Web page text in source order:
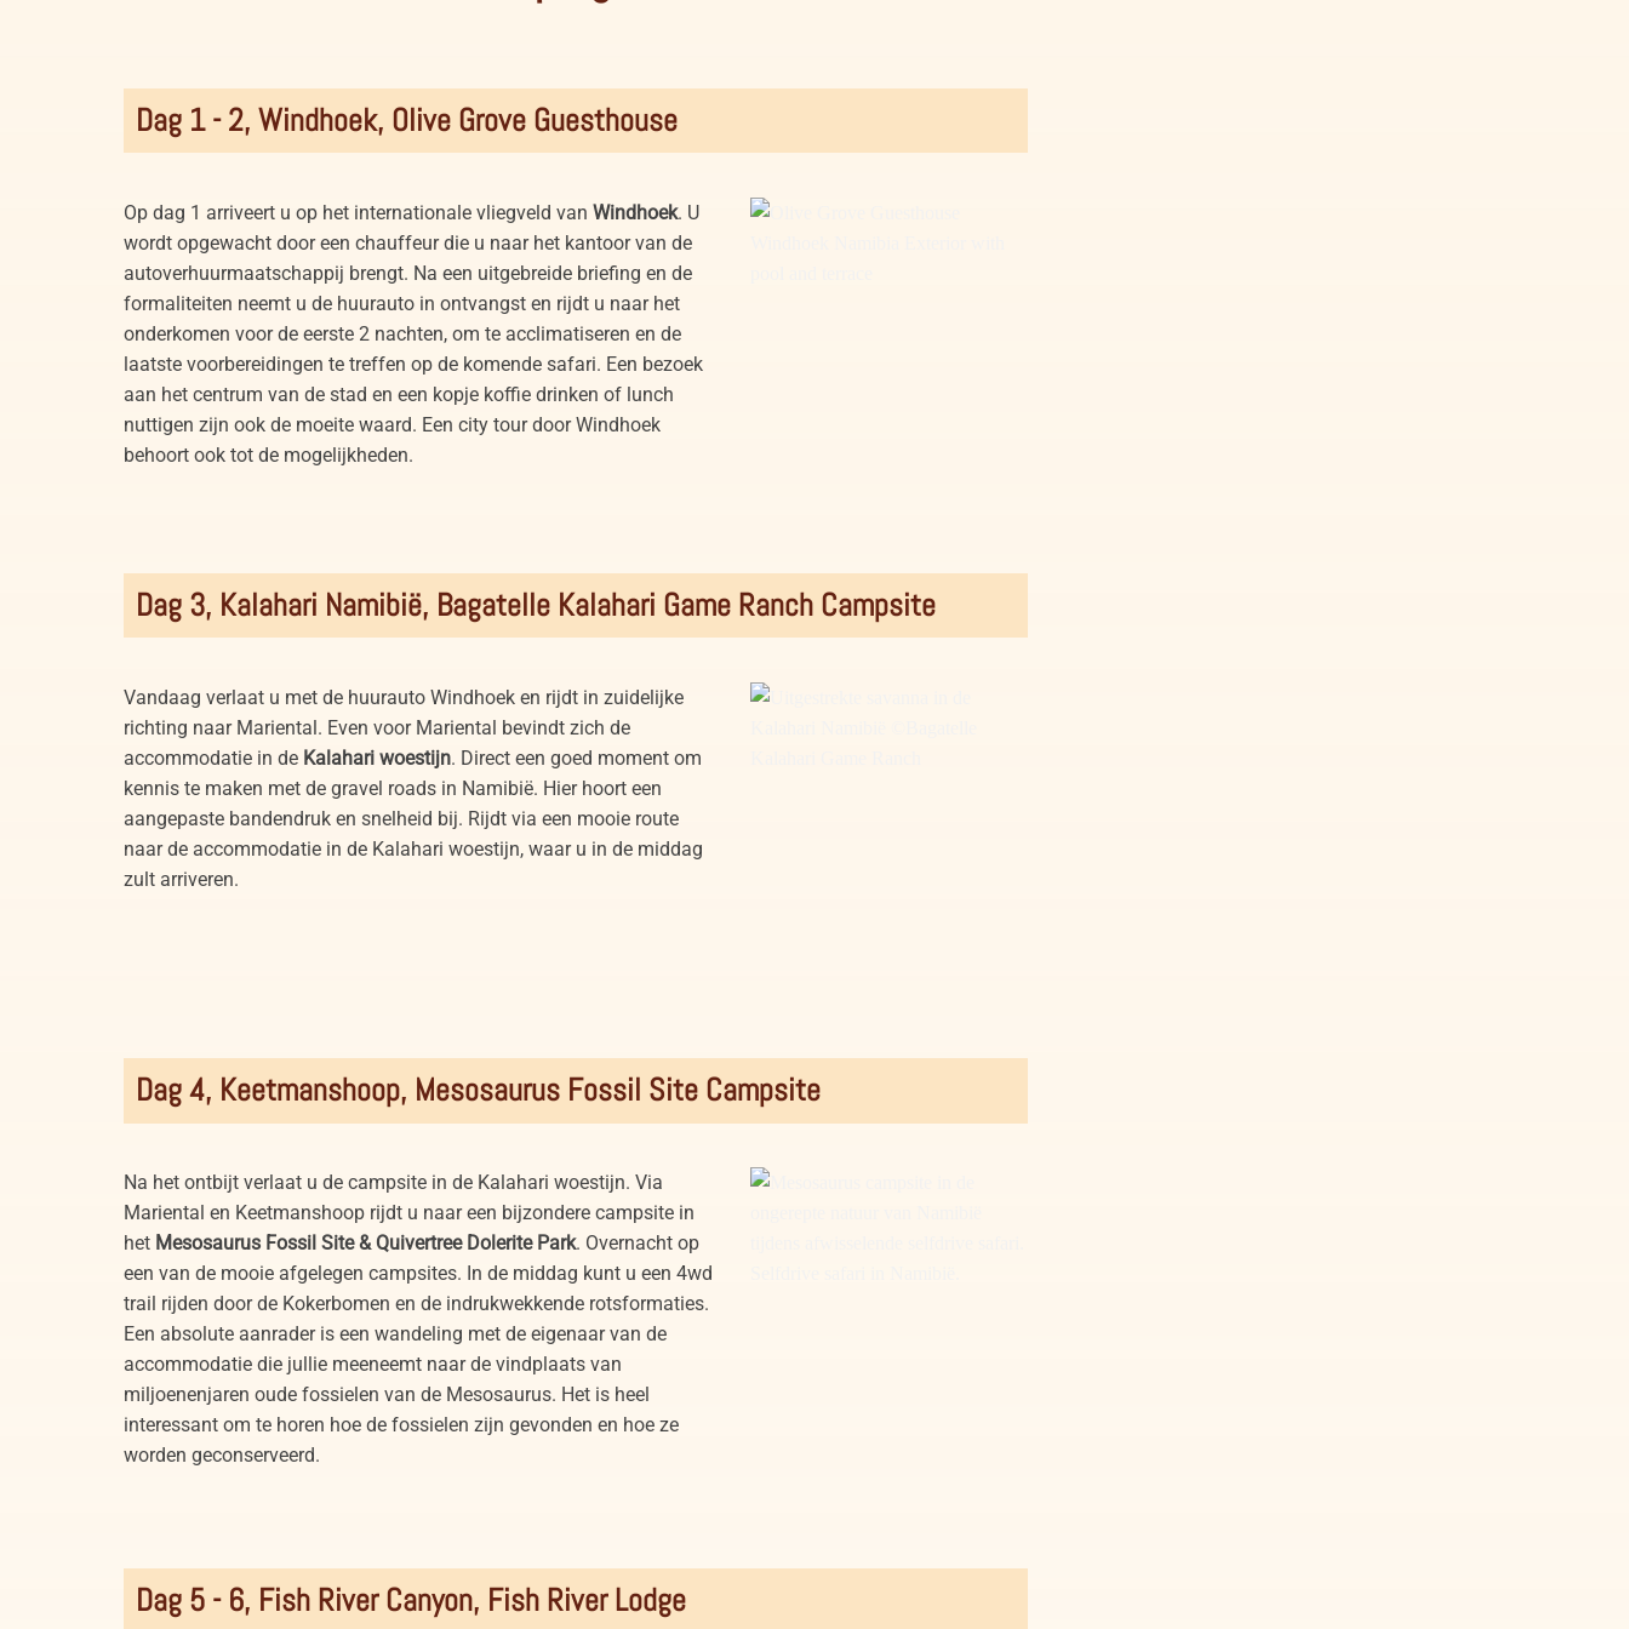
Dag 1 - 2, Windhoek, Olive Grove Guesthouse
Op dag 1 arriveert u op het internationale vliegveld van Windhoek. U
wordt opgewacht door een chauffeur die u naar het kantoor van de
autoverhuurmaatschappij brengt. Na een uitgebreide briefing en de
formaliteiten neemt u de huurauto in ontvangst en rijdt u naar het
onderkomen voor de eerste 2 nachten, om te acclimatiseren en de
laatste voorbereidingen te treffen op de komende safari. Een bezoek
aan het centrum van de stad en een kopje koffie drinken of lunch
nuttigen zijn ook de moeite waard. Een city tour door Windhoek
behoort ook tot de mogelijkheden.
pool and terrace
Dag 3, Kalahari Namibië, Bagatelle Kalahari Game Ranch Campsite
Vandaag verlaat u met de huurauto Windhoek en rijdt in zuidelijke
richting naar Mariental. Even voor Mariental bevindt zich de
accommodatie in de Kalahari woestijn. Direct een goed moment om
kennis te maken met de gravel roads in Namibië. Hier hoort een
aangepaste bandendruk en snelheid bij. Rijdt via een mooie route
naar de accommodatie in de Kalahari woestijn, waar u in de middag
zult arriveren.
Kalahari Game Ranch
Dag 4, Keetmanshoop, Mesosaurus Fossil Site Campsite
Na het ontbijt verlaat u de campsite in de Kalahari woestijn. Via
Mariental en Keetmanshoop rijdt u naar een bijzondere campsite in
het Mesosaurus Fossil Site & Quivertree Dolerite Park. Overnacht op
een van de mooie afgelegen campsites. In de middag kunt u een 4wd
trail rijden door de Kokerbomen en de indrukwekkende rotsformaties.
Een absolute aanrader is een wandeling met de eigenaar van de
accommodatie die jullie meeneemt naar de vindplaats van
miljoenenjaren oude fossielen van de Mesosaurus. Het is heel
interessant om te horen hoe de fossielen zijn gevonden en hoe ze
worden geconserveerd.
Dag 5 - 6, Fish River Canyon, Fish River Lodge